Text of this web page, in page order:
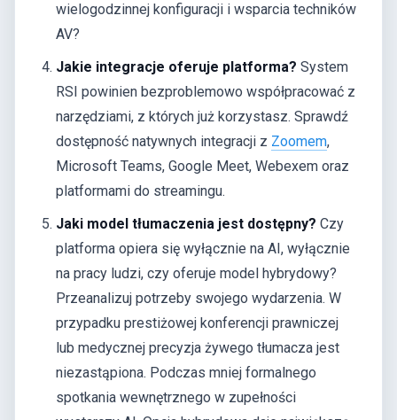
wielogodzinnej konfiguracji i wsparcia techników
AV?
Jakie integracje oferuje platforma? System
RSI powinien bezproblemowo współpracować z
narzędziami, z których już korzystasz. Sprawdź
dostępność natywnych integracji z Zoomem,
Microsoft Teams, Google Meet, Webexem oraz
platformami do streamingu.
Jaki model tłumaczenia jest dostępny? Czy
platforma opiera się wyłącznie na AI, wyłącznie
na pracy ludzi, czy oferuje model hybrydowy?
Przeanalizuj potrzeby swojego wydarzenia. W
przypadku prestiżowej konferencji prawniczej
lub medycznej precyzja żywego tłumacza jest
niezastąpiona. Podczas mniej formalnego
spotkania wewnętrznego w zupełności